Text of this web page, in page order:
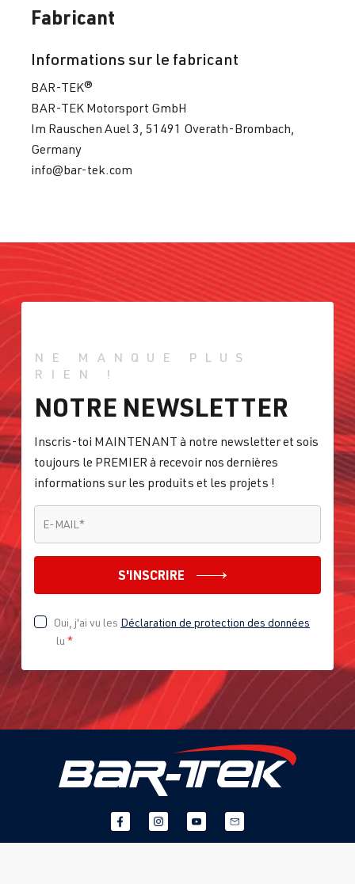
Fabricant
Informations sur le fabricant
BAR-TEK®
BAR-TEK Motorsport GmbH
Im Rauschen Auel 3, 51491 Overath-Brombach,
Germany
info@bar-tek.com
NE MANQUE PLUS
RIEN !
NOTRE NEWSLETTER
Inscris-toi MAINTENANT à notre newsletter et sois
toujours le PREMIER à recevoir nos dernières
informations sur les produits et les projets !
E-MAIL *
S'INSCRIRE
Oui, j'ai vu les Déclaration de protection des données
lu *